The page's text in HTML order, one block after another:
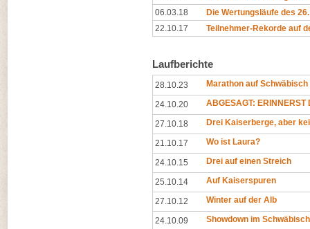
06.03.18
Die Wertungsläufe des
22.10.17
Teilnehmer-Rekorde auf
Laufberichte
28.10.23 Marathon auf Schwäbisch
24.10.20 ABGESAGT: ERINNERST
27.10.18 Drei Kaiserberge, aber
21.10.17 Wo ist Laura?
24.10.15 Drei auf einen Streich
25.10.14 Auf Kaiserspuren
27.10.12 Winter auf der Alb
24.10.09 Showdown im